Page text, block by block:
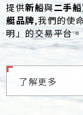
提供新船與二手船
艇品牌,我們的使
明」的交易平台。
了解更多